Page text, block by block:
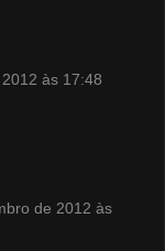
às 17:48
de 2012 às